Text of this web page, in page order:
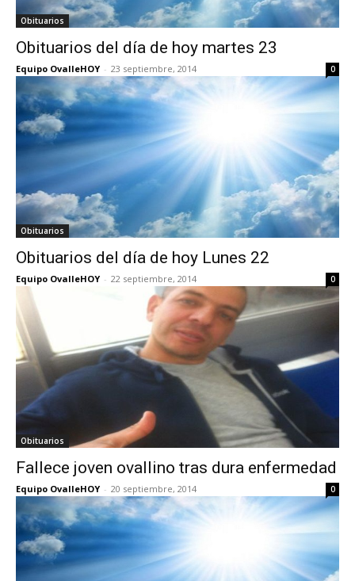
Obituarios
Obituarios del día de hoy martes 23
Equipo OvalleHOY - 23 septiembre, 2014 0
Obituarios
Obituarios del día de hoy Lunes 22
Equipo OvalleHOY - 22 septiembre, 2014 0
Obituarios
Fallece joven ovallino tras dura enfermedad
Equipo OvalleHOY - 20 septiembre, 2014 0